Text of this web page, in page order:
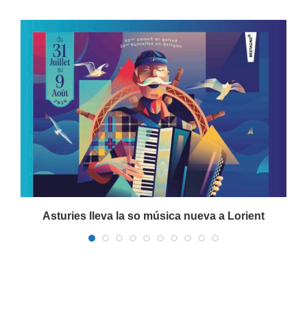
Asturies lleva la so música nueva a Lorient